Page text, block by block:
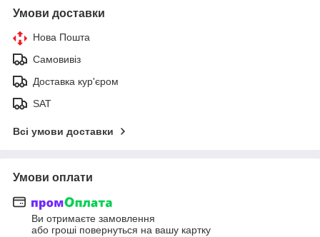
Умови доставки
Нова Пошта
Самовивіз
Доставка кур'єром
SAT
Всі умови доставки
Умови оплати
Ви отримаєте замовлення
або гроші повернуться на вашу картку